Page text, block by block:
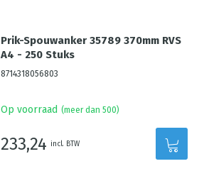
Prik-Spouwanker 35789 370mm RVS
A4 - 250 Stuks
8714318056803
Op voorraad (meer dan 500)
233,24 incl. BTW